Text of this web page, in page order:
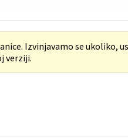
Izvinjavamo se ukoliko,
verziji.